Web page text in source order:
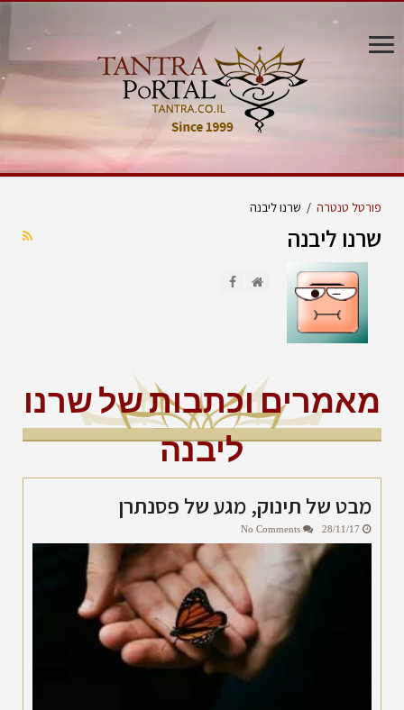
פורטל טנטרה / שרנו ליבנה
שרנו ליבנה
מאמרים וכתבות של שרנו
ליבנה
מבט של תינוק, מגע של פסנתרן
28/11/17
No Comments